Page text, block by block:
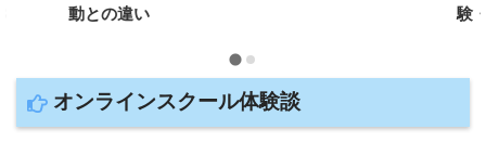
動との違い
験
オンラインスクール体験談